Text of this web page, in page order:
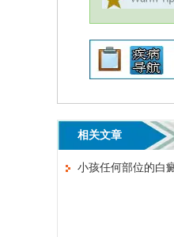
相关文章
小孩任何部位的白